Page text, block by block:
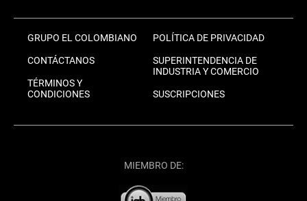
GRUPO EL COLOMBIANO
CONTÁCTANOS
TÉRMINOS Y
CONDICIONES
POLÍTICA DE PRIVACIDAD
SUPERINTENDENCIA DE
INDUSTRIA Y COMERCIO
SUSCRIPCIONES
MIEMBRO DE: